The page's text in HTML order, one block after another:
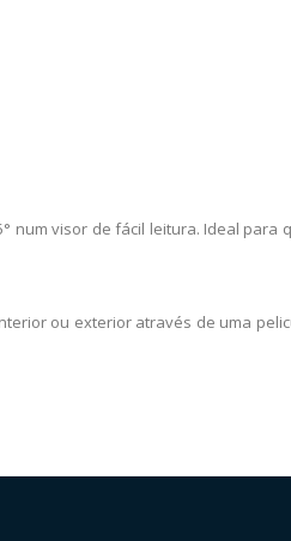
num visor de fácil leitura. Ideal
ou exterior através de uma